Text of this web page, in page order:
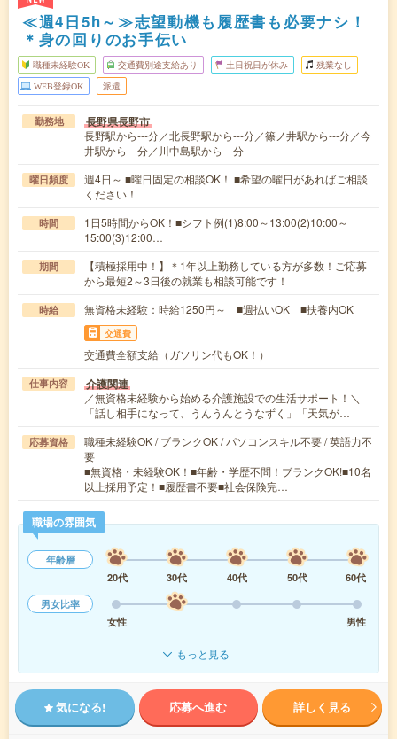
≪週4日5h～≫志望動機も履歴書も必要ナシ！
＊身の回りのお手伝い
職種未経験OK 交通費別途支給あり 土日祝日が休み 残業なし
WEB登録OK 派遣
勤務地 長野県長野市
長野駅から---分／北長野駅から---分／篠ノ井駅から---分／今
井駅から---分／川中島駅から---分
曜日頻度
週4日～ ■曜日固定の相談OK！ ■希望の曜日があればご相談
ください！
時間
1日5時間からOK！■シフト例(1)8:00～13:00(2)10:00～
15:00(3)12:00…
期間
【積極採用中！】＊1年以上勤務している方が多数！ご応募
から最短2～3日後の就業も相談可能です！
時給 無資格未経験：時給1250円～ ■週払いOK ■扶養内OK
交通費
交通費全額支給（ガソリン代もOK！）
仕事内容 介護関連
／無資格未経験から始める介護施設での生活サポート！＼
「話し相手になって、うんうんとうなずく」「天気が…
応募資格
職種未経験OK / ブランクOK / パソコンスキル不要 / 英語力不
要
■無資格・未経験OK！■年齢・学歴不問！ブランクOK!■10名
以上採用予定！■履歴書不要■社会保険完…
職場の雰囲気
年齢層
20代
30代 40代 50代
60代
男女比率
女性
男性
もっと見る
気になる! 応募へ進む 詳しく見る